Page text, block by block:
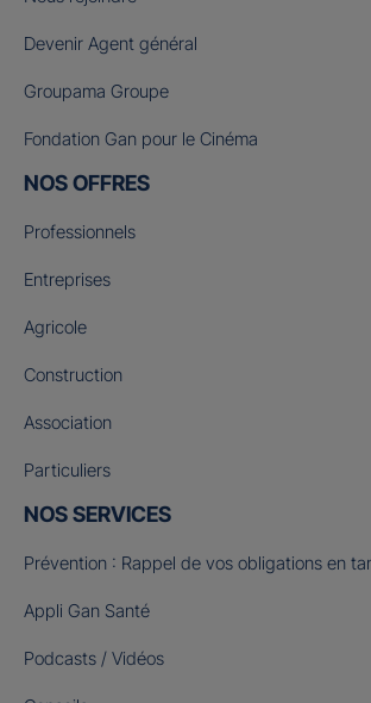
Devenir Agent général
Groupama Groupe
Fondation Gan pour le Cinéma
NOS OFFRES
Professionnels
Entreprises
Agricole
Construction
Association
Particuliers
NOS SERVICES
Prévention : Rappel de vos obligations en
Appli Gan Santé
Podcasts / Vidéos